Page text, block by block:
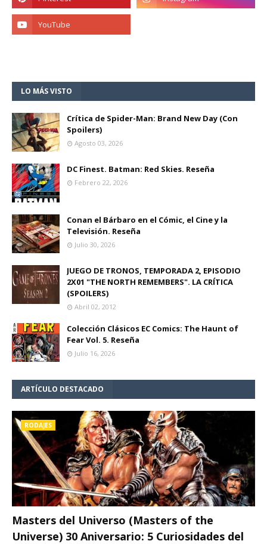
LO MÁS VISTO
Crítica de Spider-Man: Brand New Day (Con
Spoilers)
Agosto 03, 2026
DC Finest. Batman: Red Skies. Reseña
Febrero 22, 2026
Conan el Bárbaro en el Cómic, el Cine y la
Televisión. Reseña
Julio 30, 2026
JUEGO DE TRONOS, TEMPORADA 2, EPISODIO
2X01 "THE NORTH REMEMBERS". LA CRÍTICA
(SPOILERS)
Abril 02, 2012
Colección Clásicos EC Comics: The Haunt of
Fear Vol. 5. Reseña
Julio 16, 2026
ARTÍCULO DESTACADO
RODAJES
Masters del Universo (Masters of the
Universe) 30 Aniversario: 5 Curiosidades del